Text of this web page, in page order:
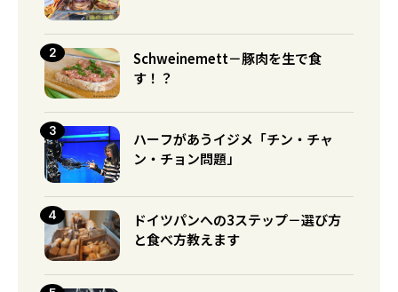
Schweinemett－豚肉を生で食
す！？
ハーフがあうイジメ「チン・チャ
ン・チョン問題」
ドイツパンへの3ステップ－選び方
と食べ方教えます